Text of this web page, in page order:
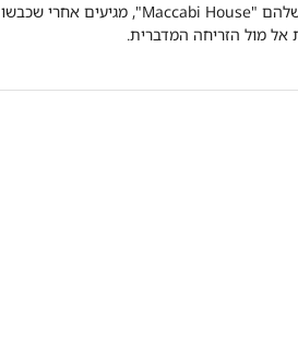
והתקליטנים הישראלים שהפכו לאחד מהרכבי הטכנו המבוקשים ביותר בעולם תחת הלייבל שלהם "Maccabi House", מגיעים אחרי שכבשו
אל מול הזריחה המדברית.